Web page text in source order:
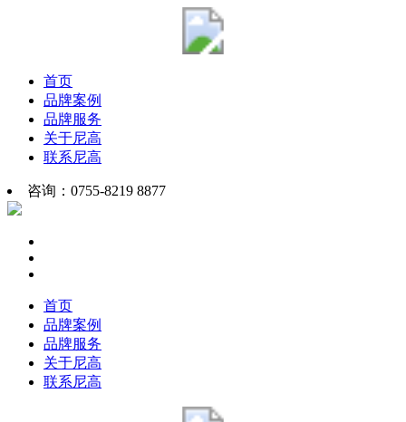
首页
品牌案例
品牌服务
关于尼高
联系尼高
咨询：0755-8219 8877
首页
品牌案例
品牌服务
关于尼高
联系尼高